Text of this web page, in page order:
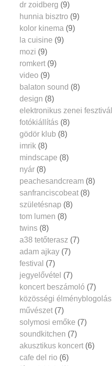
dr zoidberg (9)
hunnia bisztro (9)
kolor kinema (9)
la cuisine (9)
mozi (9)
romkert (9)
video (9)
balaton sound (8)
design (8)
elektronikus zenei fesztivál
fotókiállítás (8)
gödör klub (8)
imrik (8)
mindscape (8)
nyár (8)
peachesandcream (8)
sanfranciscobeat (8)
születésnap (8)
tom lumen (8)
twins (8)
a38 tetőterasz (7)
adam ajkay (7)
festival (7)
jegyelővétel (7)
koncert beszámoló (7)
közösségi élményblogolás
művészet (7)
solymosi emőke (7)
soundkitchen (7)
akusztikus koncert (6)
cafe del rio (6)